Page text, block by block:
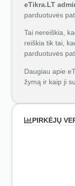
eTikra.LT
parduotuvės
Tai nereiškia,
reiškia tik tai,
parduotuvės
Daugiau apie
žymą ir kaip ji
PIRKĖJŲ